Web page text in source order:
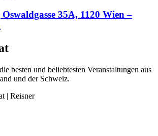
35A, 1120 Wien –
besten und beliebtesten Veranstaltungen aus
und der Schweiz.
| Reisner